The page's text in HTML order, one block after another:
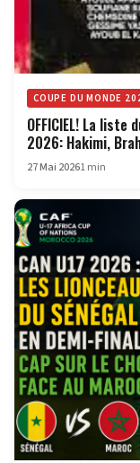
COUPE DU MONDE
OFFICIEL! La liste
2026: Hakimi,
27 Mai 20261 min